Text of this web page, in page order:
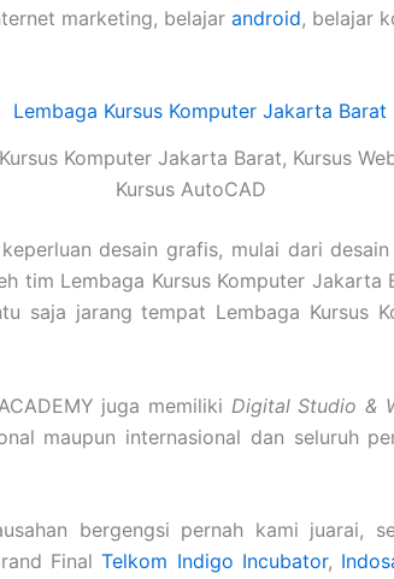
marketing, belajar android, belajar
Komputer Jakarta Barat, Kursus
Kursus AutoCAD
desain grafis, mulai dari
tim Lembaga Kursus Komputer Jakarta
saja jarang tempat Lembaga Kursus
juga memiliki Digital Studio &
maupun internasional dan seluruh
bergengsi pernah kami juarai,
FinalTelkom Indigo Incubator,